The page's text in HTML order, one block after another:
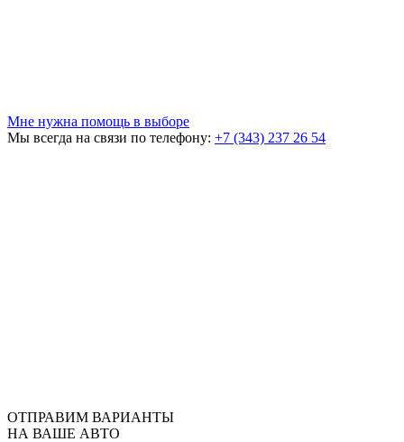
Мне нужна помощь в выборе
Мы всегда на связи по телефону: +7 (343) 237 26 54
ОТПРАВИМ ВАРИАНТЫ
НА ВАШЕ АВТО